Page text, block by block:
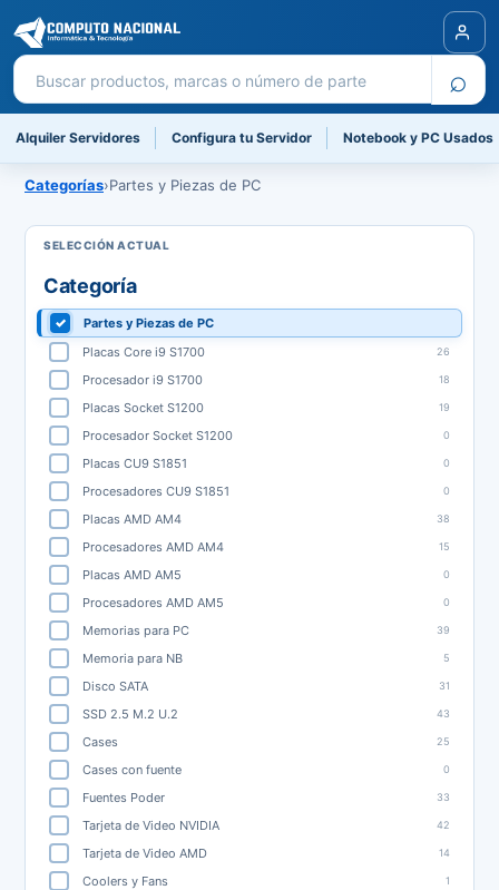
Buscar productos ⌕
Alquiler Servidores Configura tu Servidor Notebook y PC Usados
Categorías›Partes y Piezas de PC
Categoría
Partes y Piezas de PC
Placas Core i9 S1700
26
Procesador i9 S1700 18
Placas Socket S1200 19
Procesador Socket S1200 0
Placas CU9 S1851 0
Procesadores CU9 S1851 0
Placas AMD AM4 38
Procesadores AMD AM4 15
Placas AMD AM5 0
Procesadores AMD AM5 0
Memorias para PC 39
Memoria para NB 5
Disco SATA 31
SSD 2.5 M.2 U.2 43
Cases 25
Cases con fuente 0
Fuentes Poder 33
Tarjeta de Video NVIDIA 42
Tarjeta de Video AMD 14
Coolers y Fans 1